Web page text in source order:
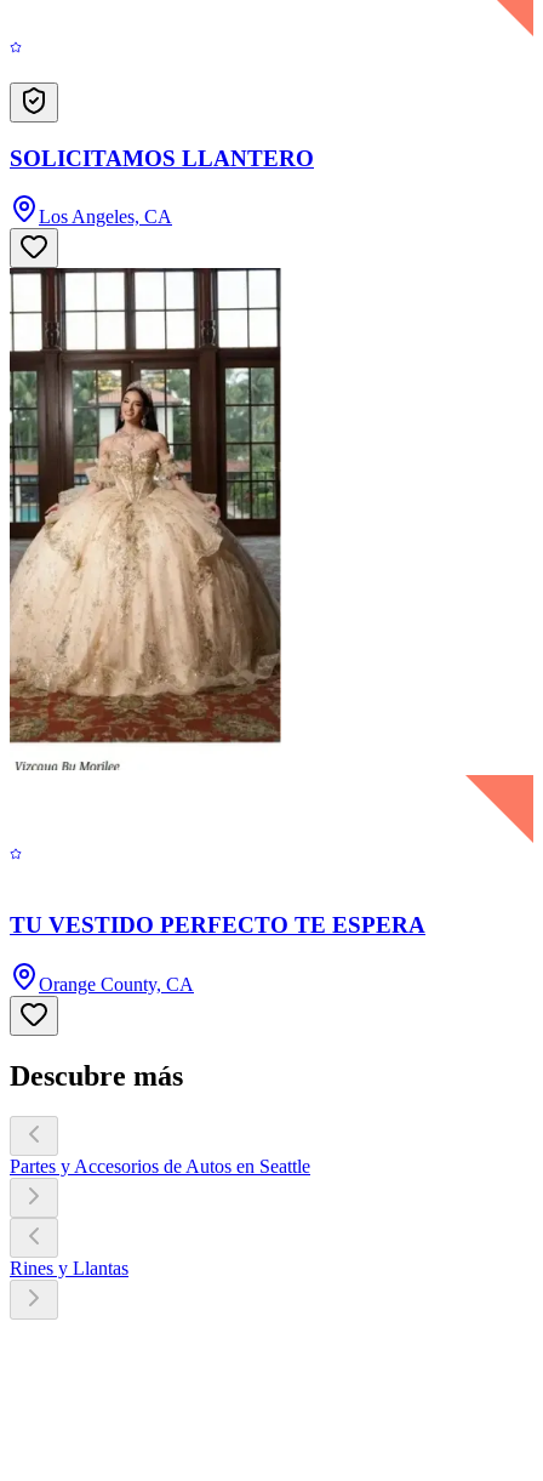
SOLICITAMOS LLANTERO
Los Angeles, CA
TU VESTIDO PERFECTO TE ESPERA
Orange County, CA
Descubre más
Partes y Accesorios de Autos en Seattle
Rines y Llantas